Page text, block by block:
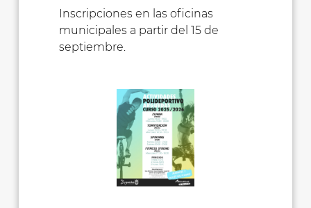
Inscripciones en las oficinas
municipales a partir del 15 de
septiembre.